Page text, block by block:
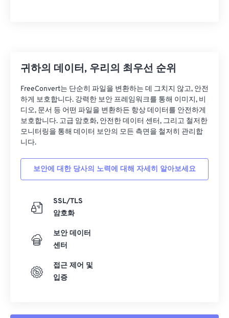
귀하의 데이터, 우리의 최우선 순위
FreeConvert는 단순히 파일을 변환하는 데 그치지 않고, 안전
하게 보호합니다. 강력한 보안 프레임워크를 통해 이미지, 비
디오, 문서 등 어떤 파일을 변환하든 항상 데이터를 안전하게
보호합니다. 고급 암호화, 안전한 데이터 센터, 그리고 철저한
모니터링을 통해 데이터 보안의 모든 측면을 철저히 관리합
니다.
보안에 대한 당사의 노력에 대해 자세히 알아보세요
SSL/TLS
암호화
보안 데이터
센터
접근 제어 및
입증